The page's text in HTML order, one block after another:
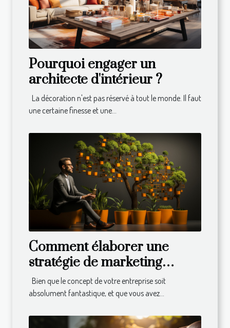
Pourquoi engager un
architecte d'intérieur ?
La décoration n'est pas réservé à tout le monde. Il faut
une certaine finesse et une...
Comment élaborer une
stratégie de marketing
efficace pour développer
son business ?
Bien que le concept de votre entreprise soit
absolument fantastique, et que vous avez...